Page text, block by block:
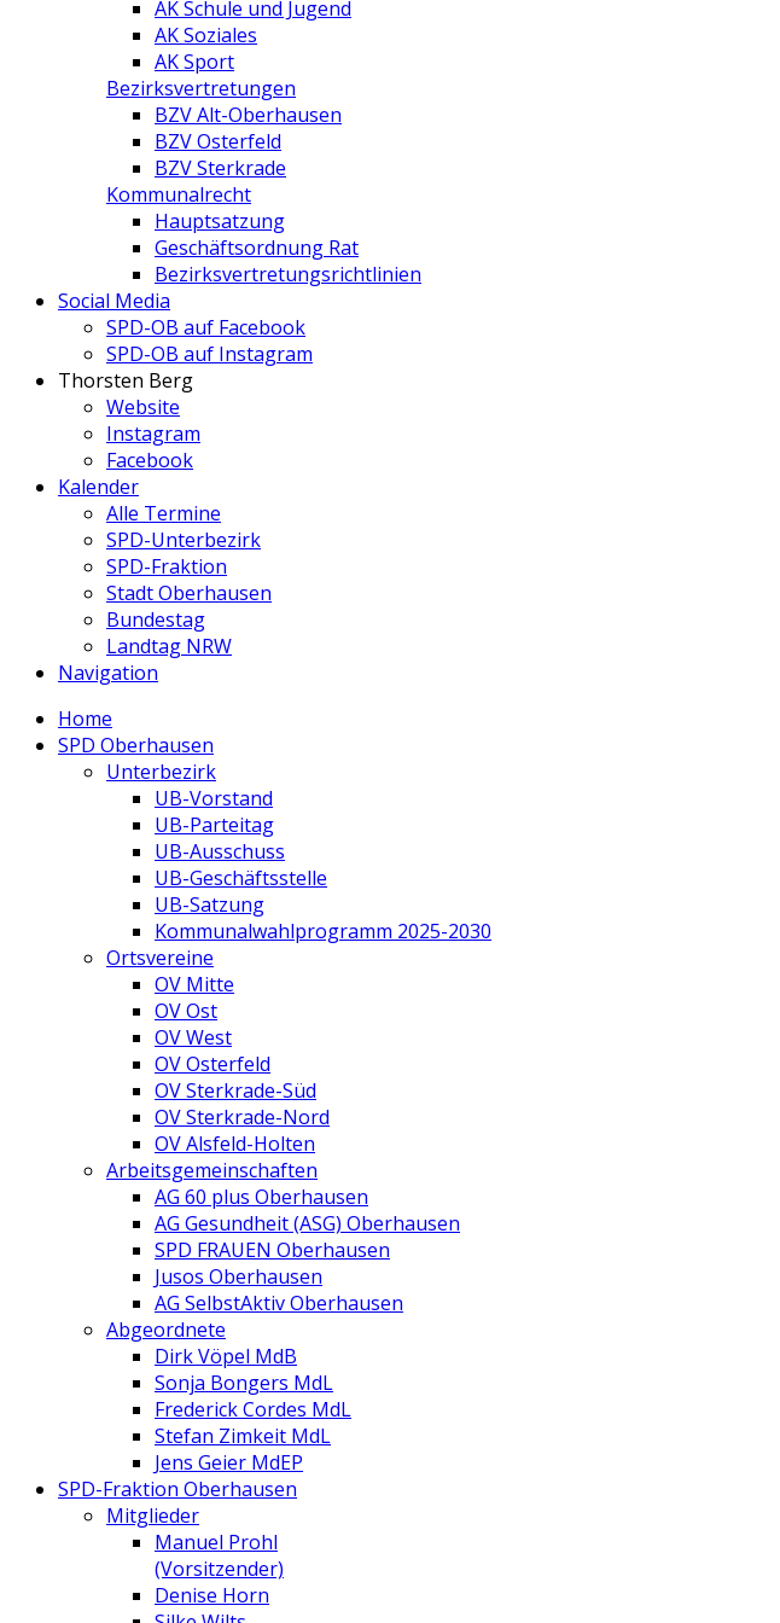
AK Schule und Jugend
AK Soziales
AK Sport
Bezirksvertretungen
BZV Alt-Oberhausen
BZV Osterfeld
BZV Sterkrade
Kommunalrecht
Hauptsatzung
Geschäftsordnung Rat
Bezirksvertretungs­richtlinien
Social Media
SPD-OB auf Facebook
SPD-OB auf Instagram
Thorsten Berg
Website
Instagram
Facebook
Kalender
Alle Termine
SPD-Unterbezirk
SPD-Fraktion
Stadt Oberhausen
Bundestag
Landtag NRW
Navigation
Home
SPD Oberhausen
Unterbezirk
UB-Vorstand
UB-Parteitag
UB-Ausschuss
UB-Geschäftsstelle
UB-Satzung
Kommunalwahlprogramm 2025-2030
Ortsvereine
OV Mitte
OV Ost
OV West
OV Osterfeld
OV Sterkrade-Süd
OV Sterkrade-Nord
OV Alsfeld-Holten
Arbeitsgemeinschaften
AG 60 plus Oberhausen
AG Gesundheit (ASG) Oberhausen
SPD FRAUEN Oberhausen
Jusos Oberhausen
AG SelbstAktiv Oberhausen
Abgeordnete
Dirk Vöpel MdB
Sonja Bongers MdL
Frederick Cordes MdL
Stefan Zimkeit MdL
Jens Geier MdEP
SPD-Fraktion Oberhausen
Mitglieder
Manuel Prohl
(Vorsitzender)
Denise Horn